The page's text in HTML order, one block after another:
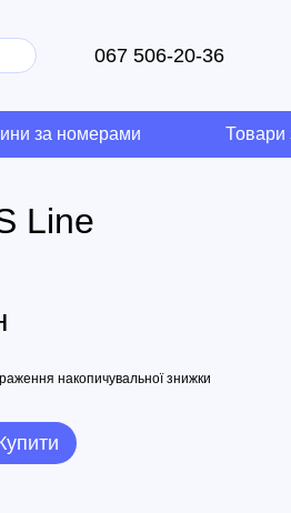
067 506-20-36
за номерами Товари
Line
накопичувальної знижки